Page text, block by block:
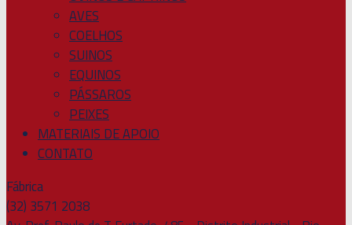
AVES
COELHOS
SUINOS
EQUINOS
PÁSSAROS
PEIXES
MATERIAIS DE APOIO
CONTATO
Fábrica
(32) 3571 2038